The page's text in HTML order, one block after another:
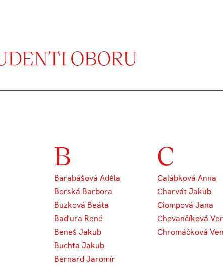
OBORU
B
Barabášová Adéla
Borská Barbora
Buzková Beáta
Baďura René
Beneš Jakub
Buchta Jakub
Bernard Jaromír
C
Calábková Anna
Charvát Jakub
Ciompová Jana
Chovančíková
Chromáčková